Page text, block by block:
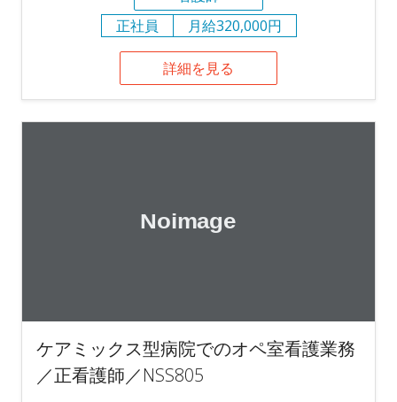
正社員
月給320,000円
詳細を見る
ケアミックス型病院でのオペ室看護業務
／正看護師／NSS805